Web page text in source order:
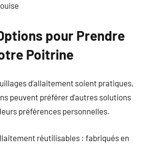
pour Prendre
Poitrine
d’allaitement soient pratiques,
peuvent préférer d’autres solutions
préférences personnelles.
réutilisables : fabriqués en